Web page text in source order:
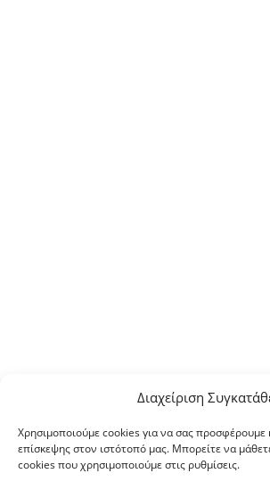
Διαχείριση
Χρησιμοποιούμε cookies για να σας προσφέρουμε
επίσκεψης στον ιστότοπό μας. Μπορείτε να
cookies που χρησιμοποιούμε στις ρυθμίσεις.